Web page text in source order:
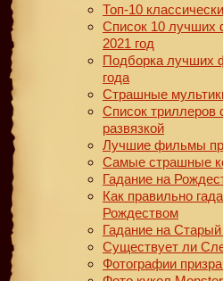
Топ-10
Список 10 лучших
2021 год
Подборка лучших
года
Страшные
Список триллеров
развязкой
Лучшие фильмы
Самые страшные
Гадание на
Как правильно
Рождеством
Гадание на
Существует ли
Фотографии